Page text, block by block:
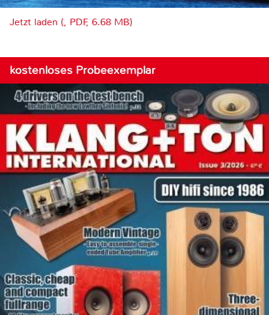
Jetzt laden (, PDF, 6.68 MB)
kostenloses Probeexemplar